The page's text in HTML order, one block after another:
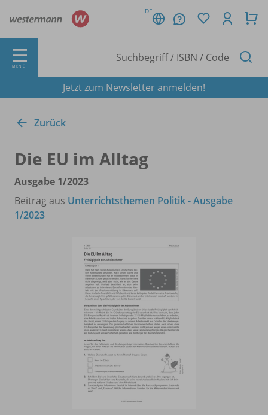
DE
MENÜ
Jetzt zum Newsletter anmelden!
Zurück
Die EU im Alltag
Ausgabe 1/2023
Beitrag aus Unterrichtsthemen Politik - Ausgabe
1/2023